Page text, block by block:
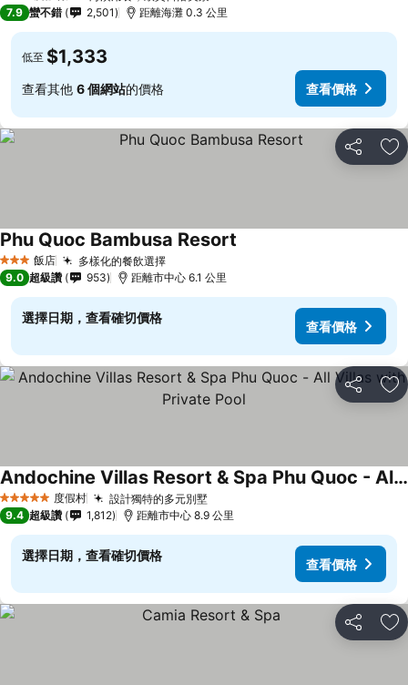
7.9 蠻不錯 2,501 距離海灘 0.3 公里
低至 $1,333
查看其他 6 個網站的價格 查看價格
分享 加
3 星級 飯店 多樣化的餐飲選擇
Phu Quoc Bambusa Resort
9.0 超級讚 953 距離市中心 6.1 公里
選擇日期，查看確切價格
查看價格
分享 加
5 星級 度假村 設計獨特的多元別墅
Andochine Villas Resort & Spa Phu Quoc - All Villas with Private Pool
9.4 超級讚 1,812 距離市中心 8.9 公里
選擇日期，查看確切價格
查看價格
分享 加